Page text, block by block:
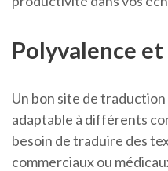
Polyvalence
Un bon site de
adaptable à différents
besoin de traduire des
commerciaux ou